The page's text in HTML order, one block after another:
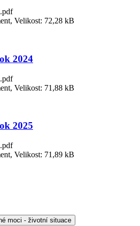
Velikost: 72,28 kB
2024
Velikost: 71,88 kB
2025
Velikost: 71,89 kB
moci - životní situace